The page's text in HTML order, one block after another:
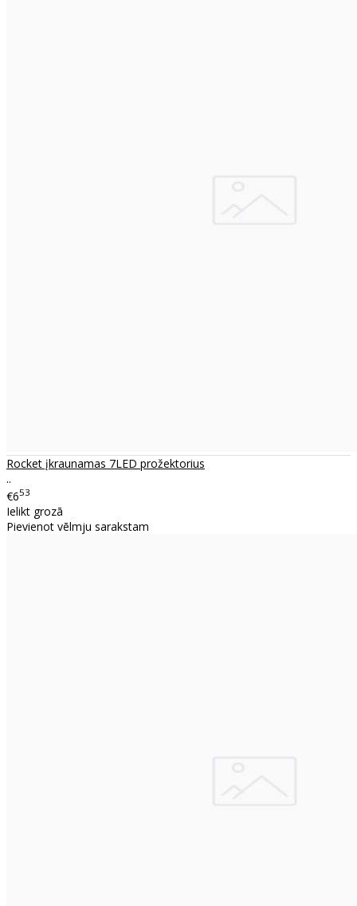
Rocket įkraunamas 7LED prožektorius
..
€653
Ielikt grozā
Pievienot vēlmju sarakstam